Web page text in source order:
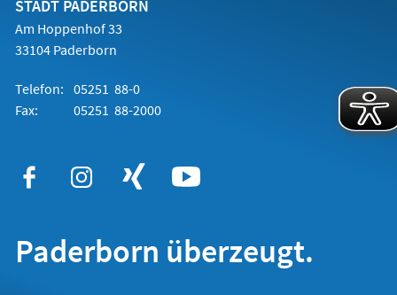
STADT PADERBORN
Am Hoppenhof 33
33104 Paderborn
Telefon: 05251 88-0
Fax:
05251 88-2000
Paderborn überzeugt.